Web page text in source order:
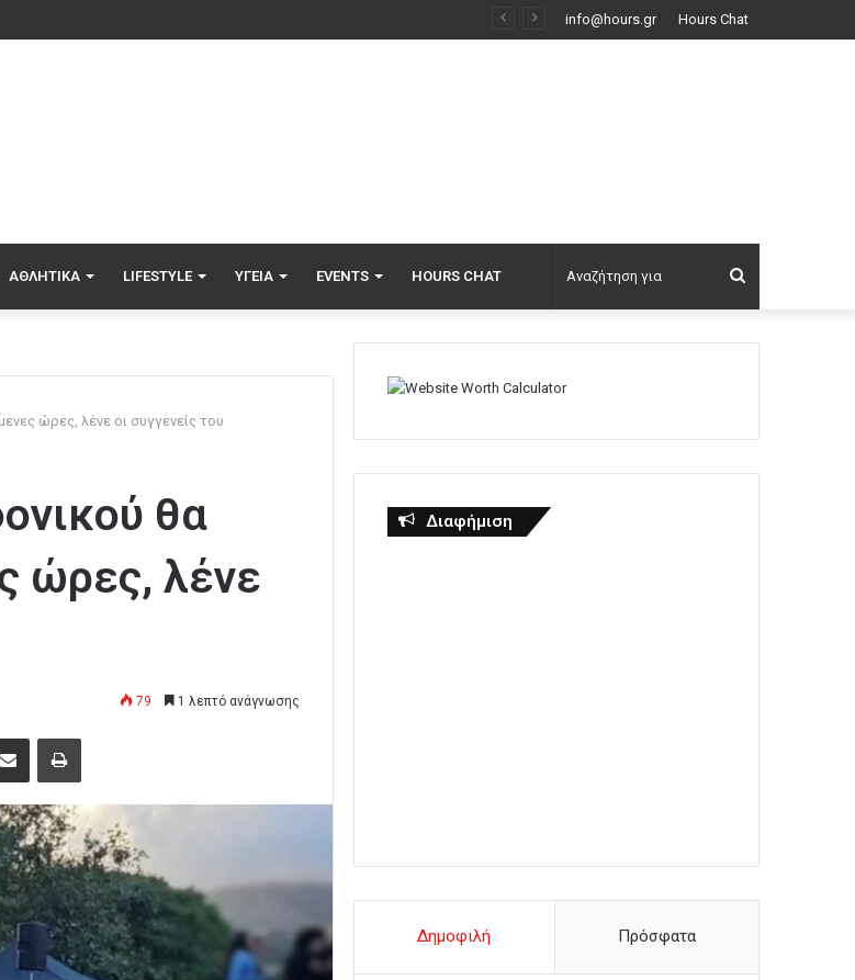
info@hours.gr Hours Chat
ΑΘΛΗΤΙΚΆ LIFESTYLE ΥΓΕΊΑ EVENTS HOURS CHAT
για
ώρες, λένε οι συγγενείς του
θα
ώρες, λένε
79 1 λεπτό ανάγνωσης
Διαφήμιση
Δημοφιλή Πρόσφατα